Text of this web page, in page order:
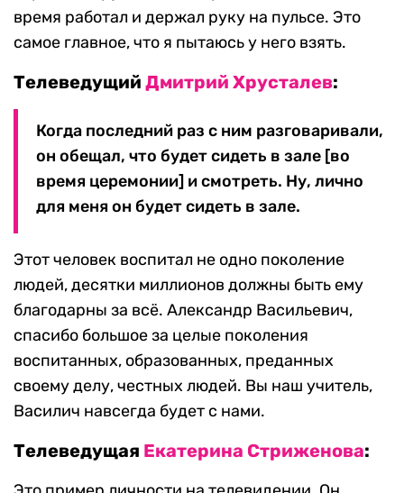
время работал и держал руку на пульсе. Это
самое главное, что я пытаюсь у него взять.
Телеведущий Дмитрий Хрусталев:
Когда последний раз с ним разговаривали,
он обещал, что будет сидеть в зале [во
время церемонии] и смотреть. Ну, лично
для меня он будет сидеть в зале.
Этот человек воспитал не одно поколение
людей, десятки миллионов должны быть ему
благодарны за всё. Александр Васильевич,
спасибо большое за целые поколения
воспитанных, образованных, преданных
своему делу, честных людей. Вы наш учитель,
Василич навсегда будет с нами.
Телеведущая Екатерина Стриженова: